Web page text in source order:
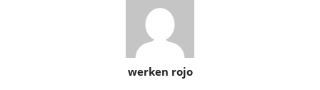
werken rojo